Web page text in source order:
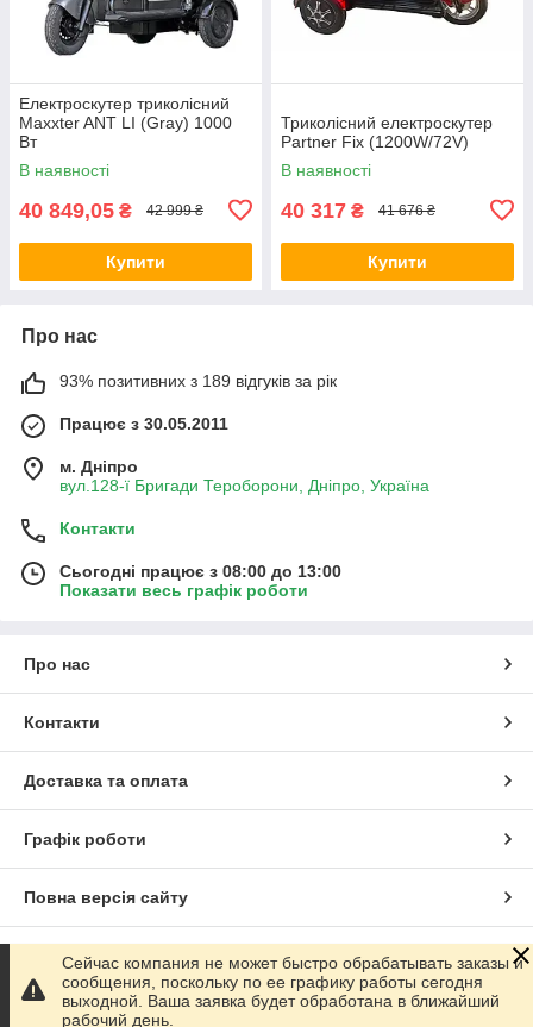
Електроскутер триколісний
Maxxter ANT LI (Gray) 1000
Вт
В наявності
40 849,05 ₴ 42 999 ₴
Купити
Триколісний електроскутер
Partner Fix (1200W/72V)
В наявності
40 317 ₴ 41 676 ₴
Купити
Про нас
93% позитивних з 189 відгуків за рік
Працює з 30.05.2011
м. Дніпро
вул.128-ї Бригади Тероборони, Дніпро, Україна
Контакти
Сьогодні працює з 08:00 до 13:00
Показати весь графік роботи
Про нас
Контакти
Доставка та оплата
Графік роботи
Повна версія сайту
Сайт створено на маркетплейсі Prom.ua
Політика конфіденційності
Сейчас компания не может быстро обрабатывать заказы и
сообщения, поскольку по ее графику работы сегодня
выходной. Ваша заявка будет обработана в ближайший
рабочий день.